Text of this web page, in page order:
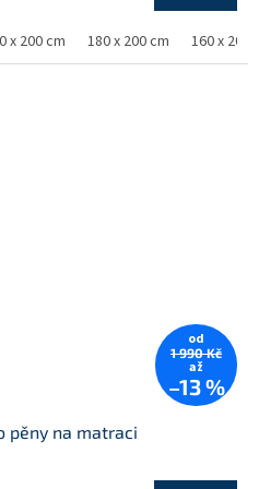
x 200 cm 180 x 200 cm 160 x 200
od
1 990 Kč
až
–13 %
pěny na matraci